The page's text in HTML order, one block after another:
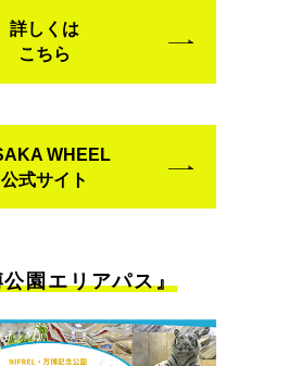
詳しくは
こちら
WHEEL
公式サイト
園エリアパス』